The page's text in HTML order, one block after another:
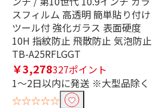
スフィルム 高透明 簡単貼り付け
ツール付 強化ガラス 表面硬度
10H 指紋防止 飛散防止 気泡防止
TB-A25RFLGGT
￥3,278327ポイント
1～2日以内に発送 ※大型品除く
☆☆☆☆☆